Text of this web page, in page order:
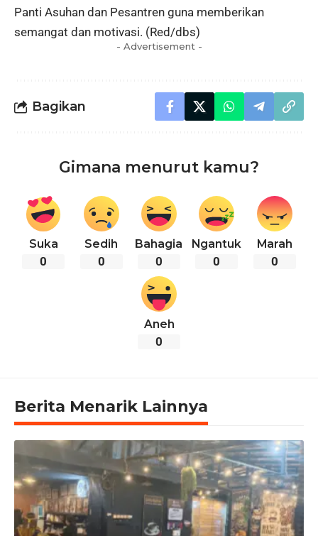
Panti Asuhan dan Pesantren guna memberikan
semangat dan motivasi. (Red/dbs)
- Advertisement -
Bagikan
Gimana menurut kamu?
Suka
0
Sedih
0
Bahagia
0
Ngantuk
0
Marah
0
Aneh
0
Berita Menarik Lainnya